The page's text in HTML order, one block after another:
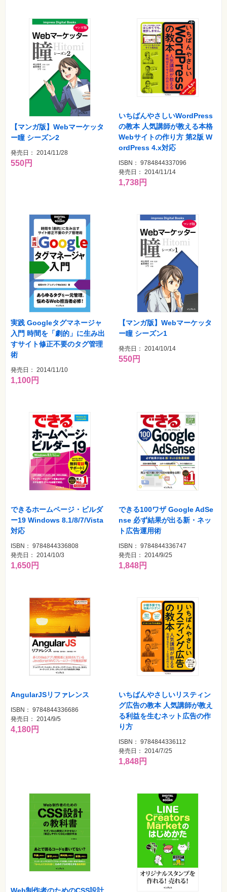
【マンガ版】Webマーケッタ
ー瞳 シーズン2
発売日： 2014/11/28
550円
いちばんやさしいWordPress
の教本 人気講師が教える本格
Webサイトの作り方 第2版 W
ordPress 4.x対応
ISBN： 9784844337096
発売日： 2014/11/14
1,738円
実践 Googleタグマネージャ
入門 時間を「劇的」に生み出
すサイト修正不要のタグ管理
術
発売日： 2014/11/10
1,100円
【マンガ版】Webマーケッタ
ー瞳 シーズン1
発売日： 2014/10/14
550円
できるホームページ・ビルダ
ー19 Windows 8.1/8/7/Vista
対応
ISBN： 9784844336808
発売日： 2014/10/3
1,650円
できる100ワザ Google AdSe
nse 必ず結果が出る新・ネッ
ト広告運用術
ISBN： 9784844336747
発売日： 2014/9/25
1,848円
AngularJSリファレンス
ISBN： 9784844336686
発売日： 2014/9/5
4,180円
いちばんやさしいリスティン
グ広告の教本 人気講師が教え
る利益を生むネット広告の作
り方
ISBN： 9784844336112
発売日： 2014/7/25
1,848円
Web制作者のためのCSS設計